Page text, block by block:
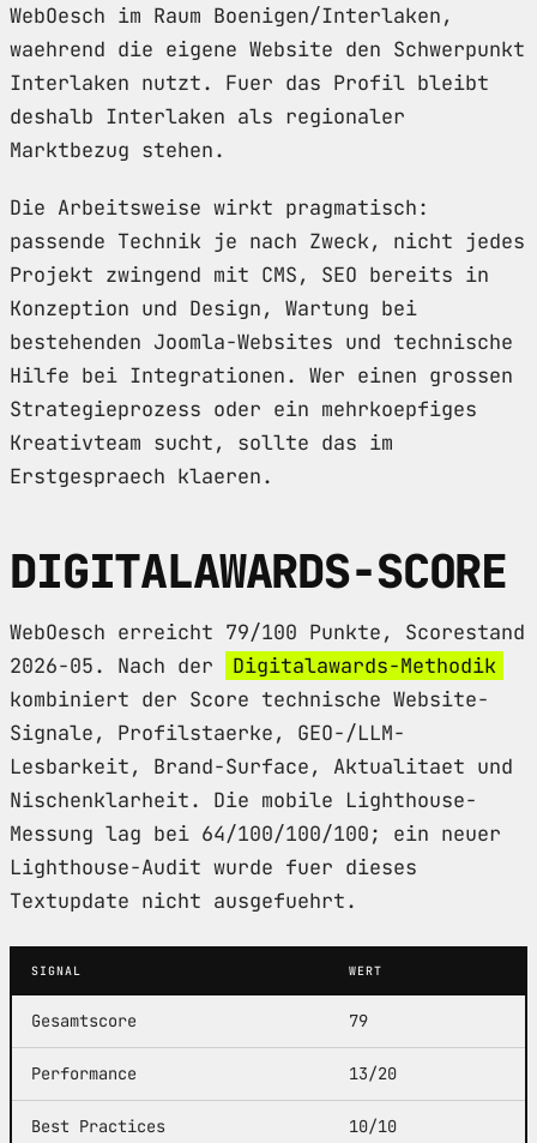
WebOesch im Raum Boenigen/Interlaken,
waehrend die eigene Website den Schwerpunkt
Interlaken nutzt. Fuer das Profil bleibt
deshalb Interlaken als regionaler
Marktbezug stehen.
Die Arbeitsweise wirkt pragmatisch:
passende Technik je nach Zweck, nicht jedes
Projekt zwingend mit CMS, SEO bereits in
Konzeption und Design, Wartung bei
bestehenden Joomla-Websites und technische
Hilfe bei Integrationen. Wer einen grossen
Strategieprozess oder ein mehrkoepfiges
Kreativteam sucht, sollte das im
Erstgespraech klaeren.
DIGITALAWARDS-SCORE
WebOesch erreicht 79/100 Punkte, Scorestand
2026-05. Nach der
Digitalawards-Methodik
kombiniert der Score technische Website-
Signale, Profilstaerke, GEO-/LLM-
Lesbarkeit, Brand-Surface, Aktualitaet und
Nischenklarheit. Die mobile Lighthouse-
Messung lag bei 64/100/100/100; ein neuer
Lighthouse-Audit wurde fuer dieses
Textupdate nicht ausgefuehrt.
SIGNAL WERT
Gesamtscore 79
Performance 13/20
Best Practices 10/10